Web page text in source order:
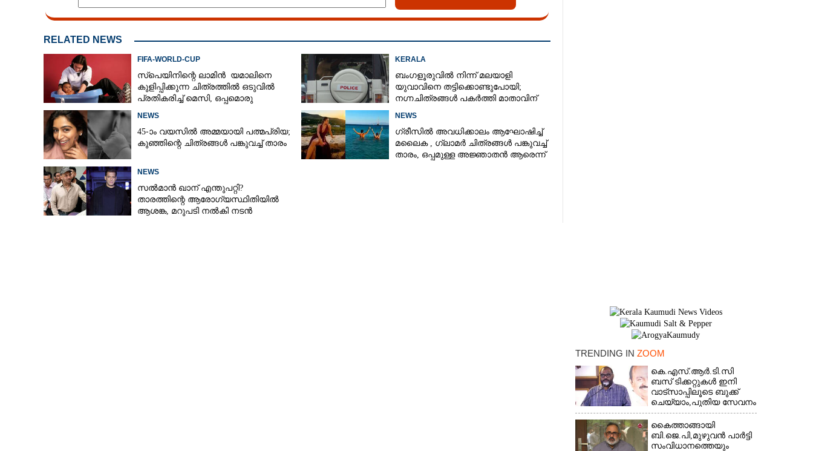
RELATED NEWS
FIFA-WORLD-CUP
സ്‌പെയിനിന്റെ ലാമിൻ യമാലിനെ
കുളിപ്പിക്കുന്ന ചിത്രത്തിൽ ഒടുവിൽ
പ്രതികരിച്ച് മെസി, ഒപ്പമൊരു
KERALA
ബംഗളൂരുവിൽ നിന്ന് മലയാളി
യുവാവിനെ തട്ടിക്കൊണ്ടുപോയി;
നഗ്നചിത്രങ്ങൾ പകർത്തി മാതാവിന്
NEWS
45-ാം വയസിൽ അമ്മയായി പത്മപ്രിയ;
കുഞ്ഞിന്റെ ചിത്രങ്ങൾ പങ്കുവച്ച് താരം
NEWS
ഗ്രീസിൽ അവധിക്കാലം ആഘോഷിച്ച്
മലൈക ,​ ഗ്ലാമർ ചിത്രങ്ങൾ പങ്കുവച്ച്
താരം,​ ഒപ്പമുള്ള അജ്ഞാതൻ ആരെന്ന്
NEWS
സൽമാൻ ഖാന് എന്തുപറ്റി?
താരത്തിന്റെ ആരോഗ്യസ്ഥിതിയിൽ
ആശങ്ക, മറുപടി നൽകി നടൻ
TRENDING IN ZOOM
കെ.എസ്.ആർ.ടി.സി
ബസ് ടിക്കറ്റുകൾ ഇനി
വാട്സാപ്പിലൂടെ ബുക്ക്
ചെയ്യാം,പുതിയ സേവനം
തുടങ്ങി...
കൈത്താങ്ങായി
ബി.ജെ.പി,മുഴുവൻ പാർട്ടി
സംവിധാനത്തെയും
×